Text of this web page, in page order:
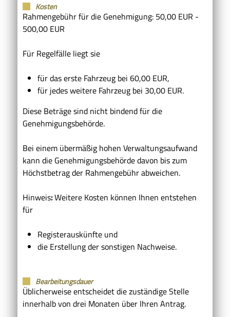
Kosten
Rahmengebühr für die Genehmigung: 50,00 EUR -
500,00 EUR
Für Regelfälle liegt sie
für das erste Fahrzeug bei 60,00 EUR,
für jedes weitere Fahrzeug bei 30,00 EUR.
Diese Beträge sind nicht bindend für die
Genehmigungsbehörde.
Bei einem übermäßig hohen Verwaltungsaufwand
kann die Genehmigungsbehörde davon bis zum
Höchstbetrag der Rahmengebühr abweichen.
Hinweis:Weitere Kosten können Ihnen entstehen
für
Registerauskünfte und
die Erstellung der sonstigen Nachweise.
Bearbeitungsdauer
Üblicherweise entscheidet die zuständige Stelle
innerhalb von drei Monaten über Ihren Antrag.